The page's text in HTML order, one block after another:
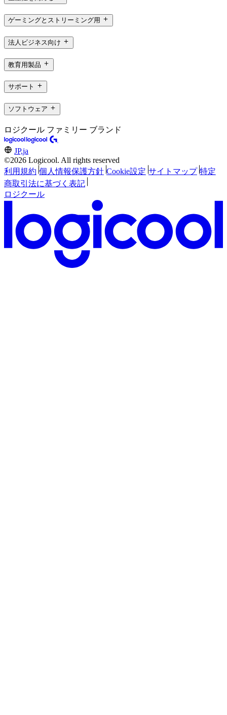
ゲーミングとストリーミング用
法人ビジネス向け
教育用製品
サポート
ソフトウェア
ロジクール ファミリー ブランド
JP,ja
©2026 Logicool. All rights reserved
利用規約 個人情報保護方針 Cookie設定 サイトマップ 特定
商取引法に基づく表記
ロジクール